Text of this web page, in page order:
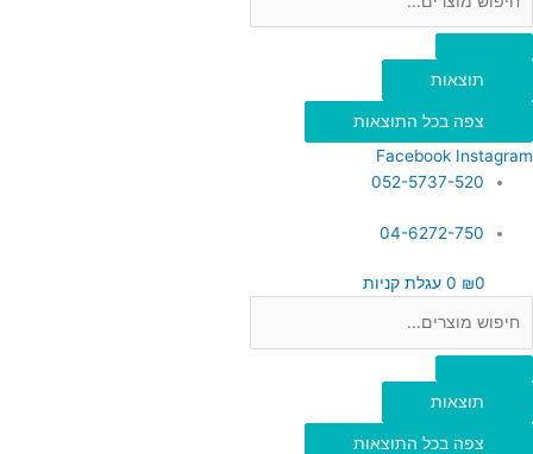
תוצאות
צפה בכל התוצאות
Facebook Instagram
052-5737-520
04-6272-750
₪0
0 עגלת קניות
תוצאות
צפה בכל התוצאות